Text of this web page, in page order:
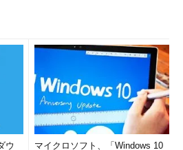
ウ
マイクロソフト、「Windows 10